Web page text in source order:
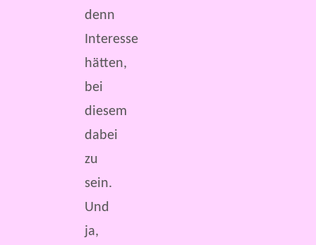
denn
Interesse
hätten,
bei
diesem
dabei
zu
sein.
Und
ja,